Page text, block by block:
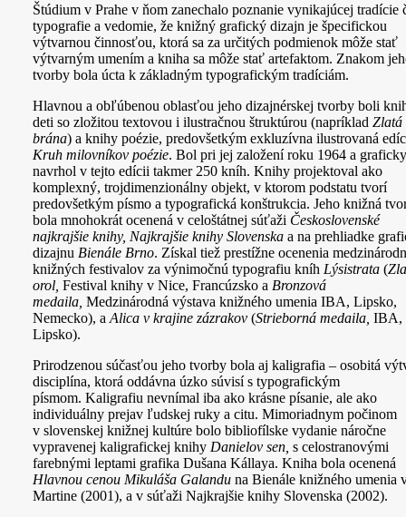
Štúdium v Prahe v ňom zanechalo poznanie vynikajúcej tradície
typografie a vedomie, že knižný grafický dizajn je špecifickou
výtvarnou činnosťou, ktorá sa za určitých podmienok môže stať
výtvarným umením a kniha sa môže stať artefaktom. Znakom
tvorby bola úcta k základným typografickým tradíciám.
Hlavnou a obľúbenou oblasťou jeho dizajnérskej tvorby boli
deti so zložitou textovou i ilustračnou štruktúrou (napríklad Zlatá
brána) a knihy poézie, predovšetkým exkluzívna ilustrovaná
Kruh milovníkov poézie. Bol pri jej založení roku 1964 a graficky
navrhol v tejto edícii takmer 250 kníh. Knihy projektoval ako
komplexný, trojdimenzionálny objekt, v ktorom podstatu tvorí
predovšetkým písmo a typografická konštrukcia. Jeho knižná
bola mnohokrát ocenená v celoštátnej súťaži Československé
najkrajšie knihy, Najkrajšie knihy Slovenskaa na prehliadke
dizajnu Bienále Brno. Získal tiež prestížne ocenenia
knižných festivalov za výnimočnú typografiu kníh Lýsistrata(
orol, Festival knihy v Nice, Francúzsko a Bronzová
medaila, Medzinárodná výstava knižného umenia IBA, Lipsko,
Nemecko), a Alica v krajine zázrakov(Strieborná medaila, IBA,
Lipsko).
Prirodzenou súčasťou jeho tvorby bola aj kaligrafia – osobitá
disciplína, ktorá oddávna úzko súvisí s typografickým
písmom. Kaligrafiu nevnímal iba ako krásne písanie, ale ako
individuálny prejav ľudskej ruky a citu. Mimoriadnym počinom
v slovenskej knižnej kultúre bolo bibliofílske vydanie náročne
vypravenej kaligrafickej knihy Danielov sen, s celostranovými
farebnými leptami grafika Dušana Kállaya. Kniha bola ocenená
Hlavnou cenou Mikuláša Galanduna Bienále knižného umenia
Martine (2001), a v súťaži Najkrajšie knihy Slovenska (2002).